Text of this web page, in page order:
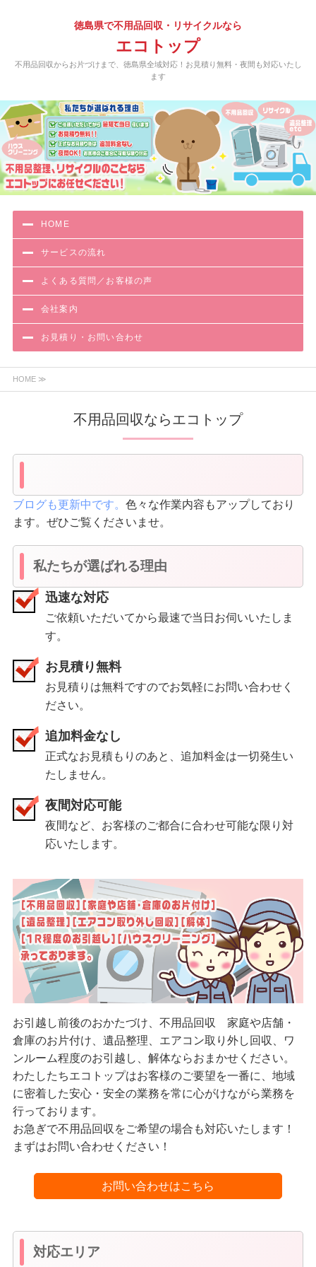
徳島県で不用品回収・リサイクルなら
エコトップ
不用品回収からお片づけまで、徳島県全域対応！お見積り無料・夜間も対応いたし
ます
HOME
サービスの流れ
よくある質問／お客様の声
会社案内
お見積り・お問い合わせ
HOME ≫
不用品回収ならエコトップ
ブログも更新中です。 色々な作業内容もアップしており
ます。ぜひご覧くださいませ。
私たちが選ばれる理由
迅速な対応
ご依頼いただいてから最速で当日お伺いいたしま
す。
お見積り無料
お見積りは無料ですのでお気軽にお問い合わせく
ださい。
追加料金なし
正式なお見積もりのあと、追加料金は一切発生い
たしません。
夜間対応可能
夜間など、お客様のご都合に合わせ可能な限り対
応いたします。
お引越し前後のおかたづけ、不用品回収 家庭や店舗・
倉庫のお片付け、遺品整理、エアコン取り外し回収、ワ
ンルーム程度のお引越し、解体ならおまかせください。
わたしたちエコトップはお客様のご要望を一番に、地域
に密着した安心・安全の業務を常に心がけながら業務を
行っております。
お急ぎで不用品回収をご希望の場合も対応いたします！
まずはお問い合わせください！
お問い合わせはこちら
対応エリア